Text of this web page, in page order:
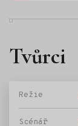
Tvůrci
Režie
Scénář